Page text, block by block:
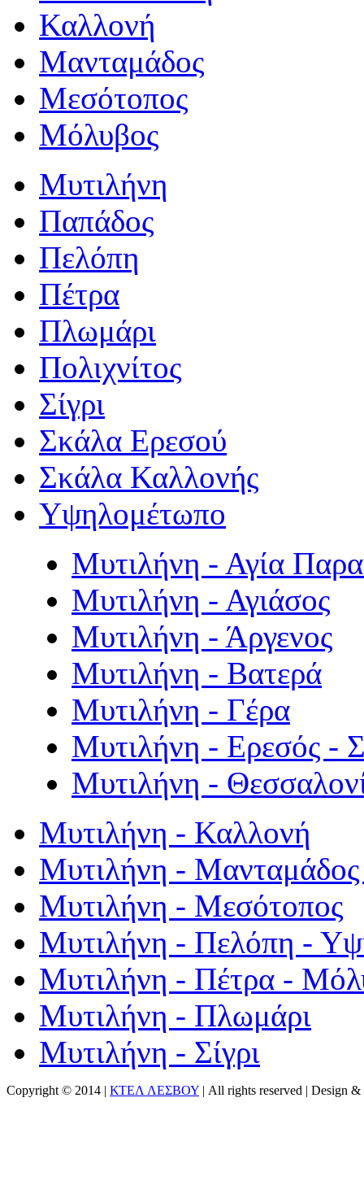
Καλλονή
Μανταμάδος
Μεσότοπος
Μόλυβος
Μυτιλήνη
Παπάδος
Πελόπη
Πέτρα
Πλωμάρι
Πολιχνίτος
Σίγρι
Σκάλα Ερεσού
Σκάλα Καλλονής
Υψηλομέτωπο
Μυτιλήνη - Αγία
Μυτιλήνη - Αγιάσος
Μυτιλήνη - Άργενος
Μυτιλήνη - Βατερά
Μυτιλήνη - Γέρα
Μυτιλήνη - Ερεσός -
Μυτιλήνη -
Μυτιλήνη - Καλλονή
Μυτιλήνη - Μανταμάδος
Μυτιλήνη - Μεσότοπος
Μυτιλήνη - Πελόπη -
Μυτιλήνη - Πέτρα -
Μυτιλήνη - Πλωμάρι
Μυτιλήνη - Σίγρι
Copyright © 2014 | ΚΤΕΛ ΛΕΣΒΟΥ | All rights reserved | Design &